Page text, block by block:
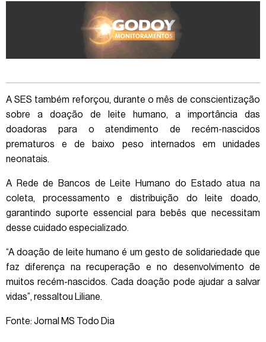
A SES também reforçou, durante o mês de conscientização
sobre a doação de leite humano, a importância das
doadoras para o atendimento de recém-nascidos
prematuros e de baixo peso internados em unidades
neonatais.
A Rede de Bancos de Leite Humano do Estado atua na
coleta, processamento e distribuição do leite doado,
garantindo suporte essencial para bebês que necessitam
desse cuidado especializado.
“A doação de leite humano é um gesto de solidariedade que
faz diferença na recuperação e no desenvolvimento de
muitos recém-nascidos. Cada doação pode ajudar a salvar
vidas”, ressaltou Liliane.
Fonte: Jornal MS Todo Dia